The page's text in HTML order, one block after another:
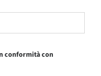
conformità con